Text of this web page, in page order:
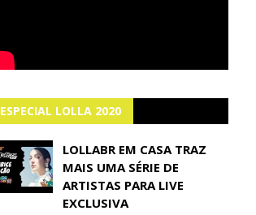
ESPECIAL LOLLA 2020
LOLLABR EM CASA TRAZ
MAIS UMA SÉRIE DE
ARTISTAS PARA LIVE
EXCLUSIVA